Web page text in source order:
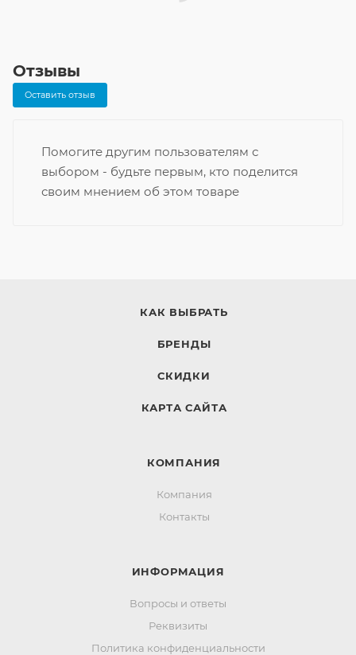
Отзывы
Оставить отзыв
Помогите другим пользователям с
выбором - будьте первым, кто поделится
своим мнением об этом товаре
КАК ВЫБРАТЬ
БРЕНДЫ
СКИДКИ
КАРТА САЙТА
КОМПАНИЯ
Компания
Контакты
ИНФОРМАЦИЯ
Вопросы и ответы
Реквизиты
Политика конфиденциальности